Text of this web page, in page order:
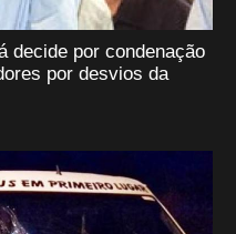
decide por condenação
por desvios da